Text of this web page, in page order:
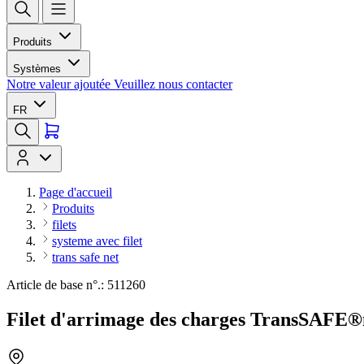
Produits
Systèmes
Notre valeur ajoutée Veuillez nous contacter
FR
Page d'accueil
Produits
filets
systeme avec filet
trans safe net
Article de base n°.: 511260
Filet d'arrimage des charges